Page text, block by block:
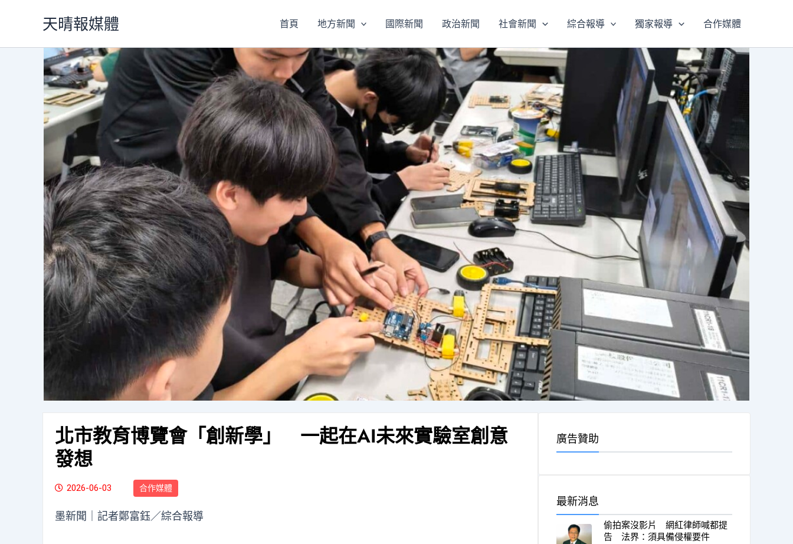
天晴報媒體 首頁 地方新聞 國際新聞 政治新聞 社會新聞 綜合報導 獨家報導 合作媒體
北市教育博覽會「創新學」 一起在AI未來實驗室創意
發想
2026-06-03 合作媒體
墨新聞 ｜記者鄭富鈺／綜合報導
廣告贊助
最新消息
偷拍案沒影片 網紅律師喊都提
告 法界：須具備侵權要件